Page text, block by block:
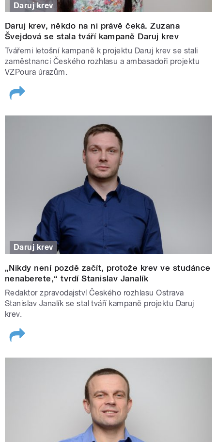
Daruj krev
Daruj krev, někdo na ni právě čeká. Zuzana
Švejdová se stala tváří kampaně Daruj krev
Tvářemi letošní kampaně k projektu Daruj krev se stali
zaměstnanci Českého rozhlasu a ambasadoři projektu
VZPoura úrazům.
Daruj krev
„Nikdy není pozdě začít, protože krev ve studánce
nenaberete,“ tvrdí Stanislav Janalík
Redaktor zpravodajství Českého rozhlasu Ostrava
Stanislav Janalík se stal tváří kampaně projektu Daruj
krev.